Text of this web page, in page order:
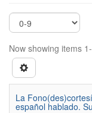
Now showing items
La
español hablado.